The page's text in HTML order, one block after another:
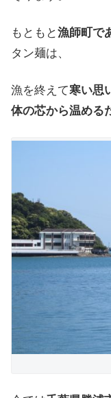
もともと漁師町で
タン麺は、
漁を終えて寒い思
体の芯から温める